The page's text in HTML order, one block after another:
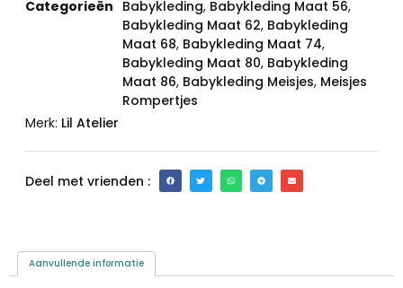
Categorieën Babykleding, Babykleding Maat 56,
Babykleding Maat 62, Babykleding
Maat 68, Babykleding Maat 74,
Babykleding Maat 80, Babykleding
Maat 86, Babykleding Meisjes, Meisjes
Rompertjes
Merk: Lil Atelier
Deel met vrienden :
Aanvullende informatie